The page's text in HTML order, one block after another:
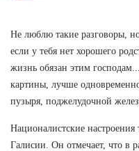
Не люблю такие разговоры,
если у тебя нет хорошего
жизнь обязан этим
картины, лучше
пузыря, поджелудочной
Националистские
Галисии. Он отмечает, что в